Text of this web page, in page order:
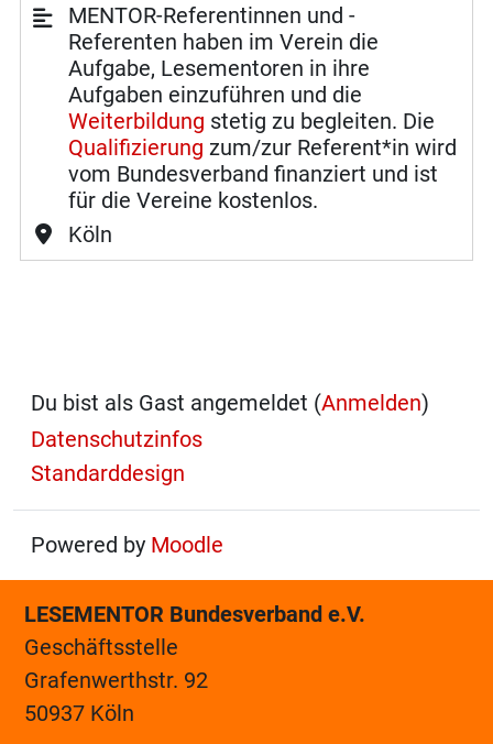
MENTOR-Referentinnen und -
Referenten haben im Verein die
Aufgabe, Lesementoren in ihre
Aufgaben einzuführen und die
Weiterbildung stetig zu begleiten. Die
Qualifizierung zum/zur Referent*in wird
vom Bundesverband finanziert und ist
für die Vereine kostenlos.
Köln
Du bist als Gast angemeldet (Anmelden)
Datenschutzinfos
Standarddesign
Powered by Moodle
LESEMENTOR Bundesverband e.V.
Geschäftsstelle
Grafenwerthstr. 92
50937 Köln